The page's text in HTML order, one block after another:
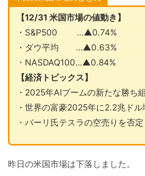
【12/31 米国市場の値動き】
・S&P500 …▲0.74%
・ダウ平均 …▲0.63%
・NASDAQ100…▲0.84%
【経済トピックス】
・2025年AIブームの新たな勝ち
・世界の富豪2025年に2.2兆ドル
・バーリ氏テスラの空売りを否定
昨日の米国市場は下落しました。